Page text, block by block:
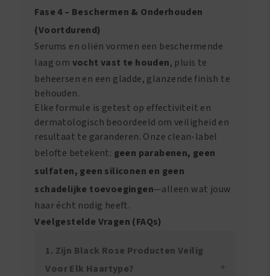
Fase 4 – Beschermen & Onderhouden
(Voortdurend)
Serums en oliën vormen een beschermende
laag om vocht vast te houden, pluis te
beheersen en een gladde, glanzende finish te
behouden.
Elke formule is getest op effectiviteit en
dermatologisch beoordeeld om veiligheid en
resultaat te garanderen. Onze clean-label
belofte betekent: geen parabenen, geen
sulfaten, geen siliconen en geen
schadelijke toevoegingen—alleen wat jouw
haar écht nodig heeft.
Veelgestelde Vragen (FAQs)
1. Zijn Black Rose Producten Veilig
Voor Elk Haartype?